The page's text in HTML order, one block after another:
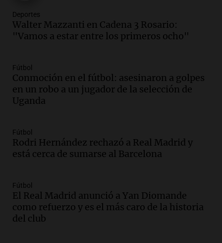
bandera de la universidad
La Argentina Posible
Episodios
una mejora económica, pero modera
sus expectativas
Ahora país
Episodios
primeros ocho"
Deportes Rosario
Episodios
con nuevas declaraciones de testigos
sobre el accidente
Panorama Federal
Episodios
Deportes
Walter Mazzanti en Cadena 3 Rosario:
"Vamos a estar entre los primeros ocho"
Fútbol
Conmoción en el fútbol: asesinaron a golpes
en un robo a un jugador de la selección de
Uganda
Fútbol
Rodri Hernández rechazó a Real Madrid y
está cerca de sumarse al Barcelona
Fútbol
El Real Madrid anunció a Yan Diomande
como refuerzo y es el más caro de la historia
del club